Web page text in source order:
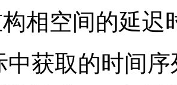
相空间的延迟
中获取的时间